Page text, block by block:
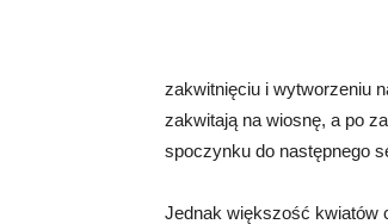
zakwitnięciu i wytworzeniu
zakwitają na wiosnę, a po
spoczynku do następnego
Jednak większość kwiatów